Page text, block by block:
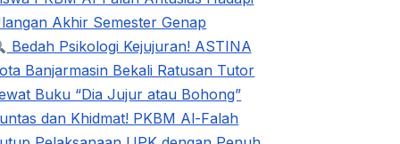
Akhir Semester Genap
Bedah Psikologi Kejujuran! ASTINA
Banjarmasin Bekali Ratusan Tutor
Buku “Dia Jujur atau Bohong”
dan Khidmat! PKBM Al-Falah